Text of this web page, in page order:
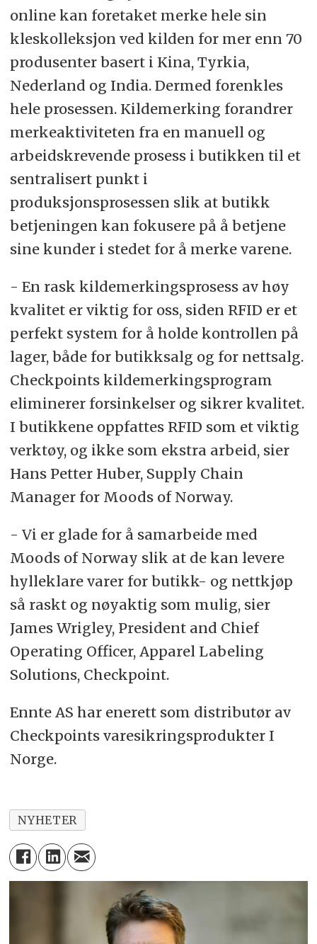
online kan foretaket merke hele sin
kleskolleksjon ved kilden for mer enn 70
produsenter basert i Kina, Tyrkia,
Nederland og India. Dermed forenkles
hele prosessen. Kildemerking forandrer
merkeaktiviteten fra en manuell og
arbeidskrevende prosess i butikken til et
sentralisert punkt i
produksjonsprosessen slik at butikk
betjeningen kan fokusere på å betjene
sine kunder i stedet for å merke varene.
- En rask kildemerkingsprosess av høy
kvalitet er viktig for oss, siden RFID er et
perfekt system for å holde kontrollen på
lager, både for butikksalg og for nettsalg.
Checkpoints kildemerkingsprogram
eliminerer forsinkelser og sikrer kvalitet.
I butikkene oppfattes RFID som et viktig
verktøy, og ikke som ekstra arbeid, sier
Hans Petter Huber, Supply Chain
Manager for Moods of Norway.
- Vi er glade for å samarbeide med
Moods of Norway slik at de kan levere
hylleklare varer for butikk- og nettkjøp
så raskt og nøyaktig som mulig, sier
James Wrigley, President and Chief
Operating Officer, Apparel Labeling
Solutions, Checkpoint.
Ennte AS har enerett som distributør av
Checkpoints varesikringsprodukter I
Norge.
NYHETER